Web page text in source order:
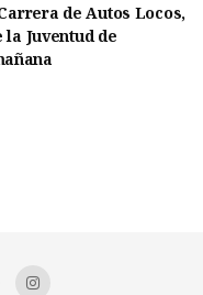
de Autos Locos,
Juventud de